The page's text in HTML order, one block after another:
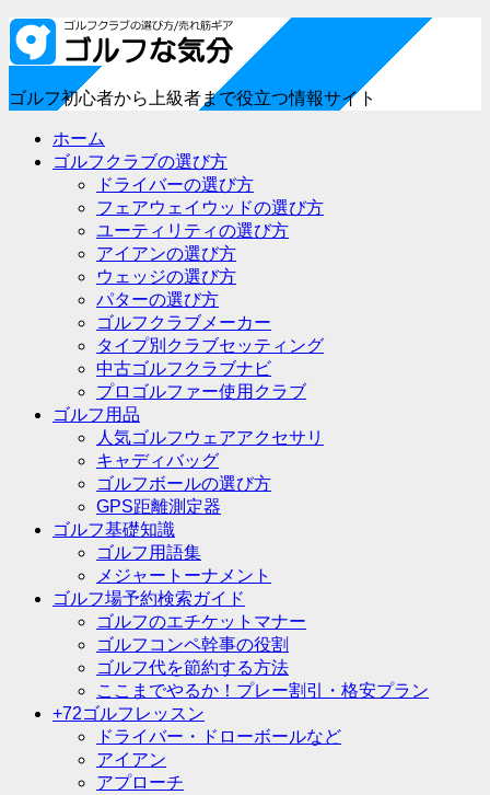
ゴルフ初心者から上級者まで役立つ情報サイト
ホーム
ゴルフクラブの選び方
ドライバーの選び方
フェアウェイウッドの選び方
ユーティリティの選び方
アイアンの選び方
ウェッジの選び方
パターの選び方
ゴルフクラブメーカー
タイプ別クラブセッティング
中古ゴルフクラブナビ
プロゴルファー使用クラブ
ゴルフ用品
人気ゴルフウェアアクセサリ
キャディバッグ
ゴルフボールの選び方
GPS距離測定器
ゴルフ基礎知識
ゴルフ用語集
メジャートーナメント
ゴルフ場予約検索ガイド
ゴルフのエチケットマナー
ゴルフコンペ幹事の役割
ゴルフ代を節約する方法
ここまでやるか！プレー割引・格安プラン
+72ゴルフレッスン
ドライバー・ドローボールなど
アイアン
アプローチ